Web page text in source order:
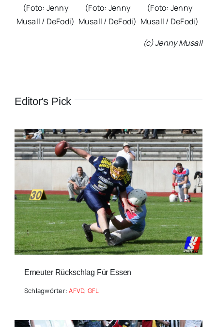
(Foto: Jenny
Musall / DeFodi)
(Foto: Jenny
Musall / DeFodi)
(Foto: Jenny
Musall / DeFodi)
(c) Jenny Musall
Editor's Pick
Erneuter Rückschlag Für Essen
Schlagwörter:AFVD, GFL